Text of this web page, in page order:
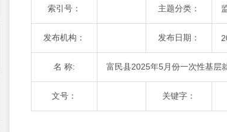
索引号： 主题分类：
发布机构： 发布日期：
名 称: 富民县2025年5月份一次性基层
文号： 关键字：